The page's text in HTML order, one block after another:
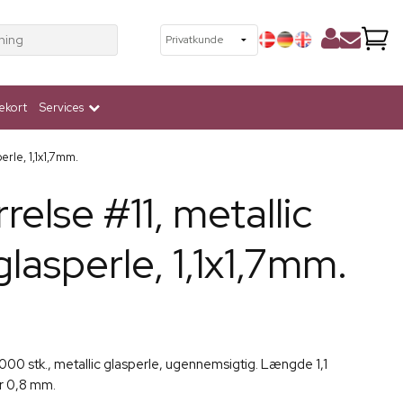
Services
1,1x1,7mm.
#11, metallic
1,1x1,7mm.
stk., metallic glasperle, ugennemsigtig. Længde 1,1
0,8 mm.